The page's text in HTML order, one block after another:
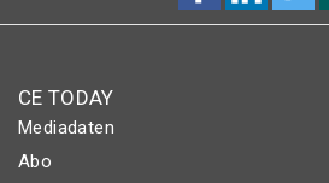
CE TODAY
Mediadaten
Abo